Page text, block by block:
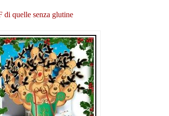
di quelle senza glutine